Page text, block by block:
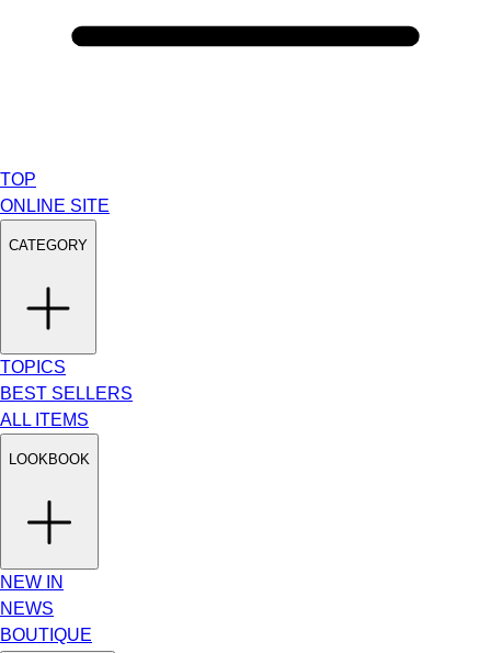
TOP
ONLINE SITE
CATEGORY
TOPICS
BEST SELLERS
ALL ITEMS
LOOKBOOK
NEW IN
NEWS
BOUTIQUE